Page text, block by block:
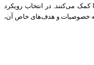
کمک می‌کنند. در انتخاب رویکرد
خصوصیات و هدف‌های خاص آن،